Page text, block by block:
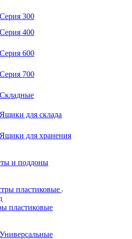
Серия 300
Серия 400
Серия 600
Серия 700
Складные
Ящики для склада
Ящики для хранения
и поддоны
пластиковые
пластиковые
Универсальные